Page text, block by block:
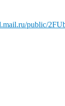
public/